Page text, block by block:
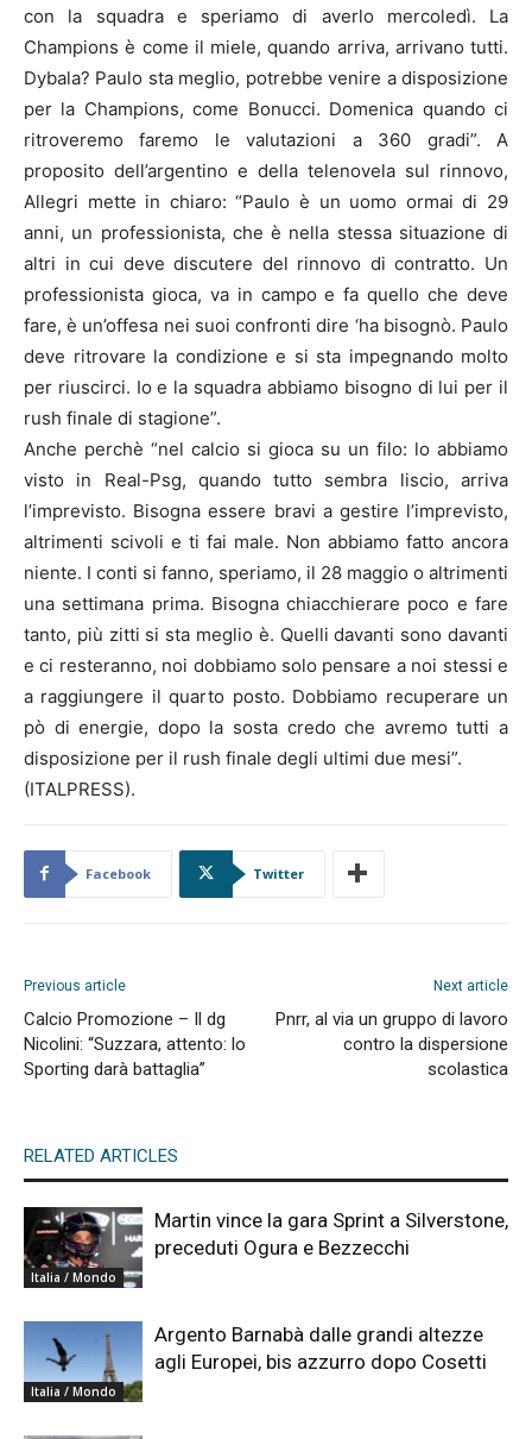
con la squadra e speriamo di averlo mercoledì. La
Champions è come il miele, quando arriva, arrivano tutti.
Dybala? Paulo sta meglio, potrebbe venire a disposizione
per la Champions, come Bonucci. Domenica quando ci
ritroveremo faremo le valutazioni a 360 gradi”. A
proposito dell’argentino e della telenovela sul rinnovo,
Allegri mette in chiaro: “Paulo è un uomo ormai di 29
anni, un professionista, che è nella stessa situazione di
altri in cui deve discutere del rinnovo di contratto. Un
professionista gioca, va in campo e fa quello che deve
fare, è un’offesa nei suoi confronti dire ‘ha bisognò. Paulo
deve ritrovare la condizione e si sta impegnando molto
per riuscirci. Io e la squadra abbiamo bisogno di lui per il
rush finale di stagione”.
Anche perchè “nel calcio si gioca su un filo: lo abbiamo
visto in Real-Psg, quando tutto sembra liscio, arriva
l’imprevisto. Bisogna essere bravi a gestire l’imprevisto,
altrimenti scivoli e ti fai male. Non abbiamo fatto ancora
niente. I conti si fanno, speriamo, il 28 maggio o altrimenti
una settimana prima. Bisogna chiacchierare poco e fare
tanto, più zitti si sta meglio è. Quelli davanti sono davanti
e ci resteranno, noi dobbiamo solo pensare a noi stessi e
a raggiungere il quarto posto. Dobbiamo recuperare un
pò di energie, dopo la sosta credo che avremo tutti a
disposizione per il rush finale degli ultimi due mesi”.
(ITALPRESS).
Facebook Twitter
Previous article
Calcio Promozione – Il dg
Nicolini: “Suzzara, attento: lo
Sporting darà battaglia”
Next article
Pnrr, al via un gruppo di lavoro
contro la dispersione
scolastica
RELATED ARTICLES
Italia / Mondo
Martin vince la gara Sprint a Silverstone,
preceduti Ogura e Bezzecchi
Italia / Mondo
Argento Barnabà dalle grandi altezze
agli Europei, bis azzurro dopo Cosetti